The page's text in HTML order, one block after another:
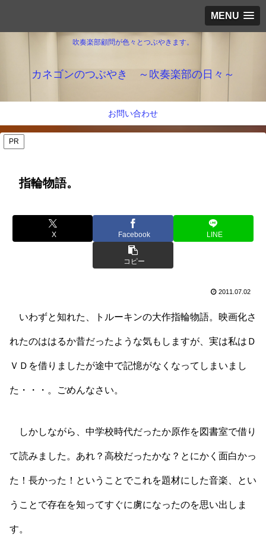
MENU
吹奏楽部顧問が色々とつぶやきます。
カネゴンのつぶやき ～吹奏楽部の日々～
お問い合わせ
PR
指輪物語。
X Facebook LINE
コピー
2011.07.02
いわずと知れた、トルーキンの大作指輪物語。映画化さ
れたのははるか昔だったような気もしますが、実は私はＤ
ＶＤを借りましたが途中で記憶がなくなってしまいまし
た・・・。ごめんなさい。
しかしながら、中学校時代だったか原作を図書室で借り
て読みました。あれ？高校だったかな？とにかく面白かっ
た！長かった！ということでこれを題材にした音楽、とい
うことで存在を知ってすぐに虜になったのを思い出しま
す。